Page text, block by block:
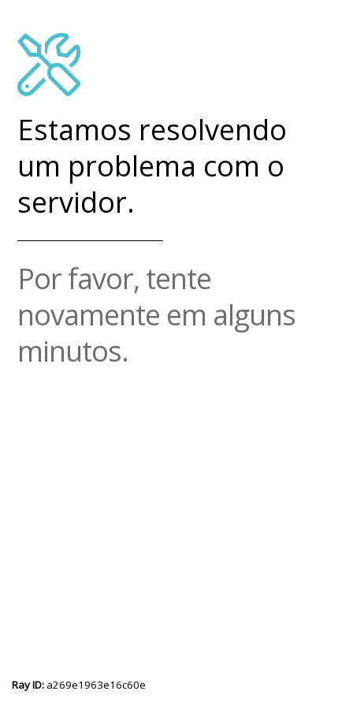
Estamos resolvendo
um problema com o
servidor.
Por favor, tente
novamente em alguns
minutos.
Ray ID: a269e1963e16c60e